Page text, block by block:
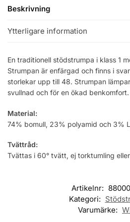
Beskrivning
Ytterligare information
En traditionell stödstrumpa i klass 1
Strumpan är enfärgad och finns i
storlekar upp till 48. Strumpan
svullnad och för en ökad benkomfort.
Material:
74% bomull, 23% polyamid och 3%
Tvättråd:
Tvättas i 60° tvätt, ej torktumling
Artikelnr:
Kategori:
Varumärke: